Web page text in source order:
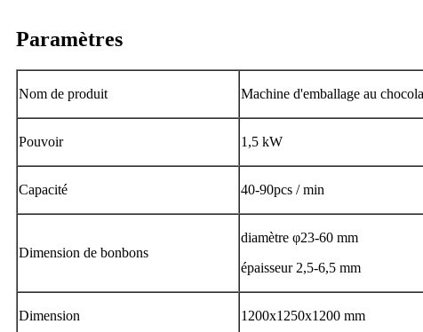
Paramètres
Nom de produit Machine d'emballage au
Pouvoir 1,5 kW
Capacité 40-90pcs / min
Dimension de bonbons
diamètre φ23-60 mm
épaisseur 2,5-6,5 mm
Dimension 1200x1250x1200 mm